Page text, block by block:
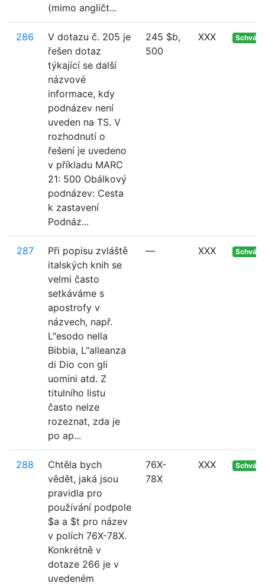
(mimo angličt...
286
V dotazu č. 205 je
řešen dotaz
týkající se další
názvové
informace, kdy
podnázev není
uveden na TS. V
rozhodnutí o
řešení je uvedeno
v příkladu MARC
21: 500 Obálkový
podnázev: Cesta
k zastavení
Podnáz...
245 $b,
500
XXX
287
Při popisu zvláště
italských knih se
velmi často
setkáváme s
apostrofy v
názvech, např.
L"esodo nella
Bibbia, L"alleanza
di Dio con gli
uomini atd. Z
titulního listu
často nelze
rozeznat, zda je
po ap...
— XXX
288
Chtěla bych
vědět, jaká jsou
pravidla pro
používání podpole
$a a $t pro název
v polích 76X-78X.
Konkrétně v
dotaze 266 je v
uvedeném
76X-
78X
XXX